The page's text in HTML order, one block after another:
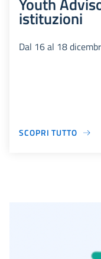
istituzioni
Dal 16 al 18
SCOPRI TUTTO